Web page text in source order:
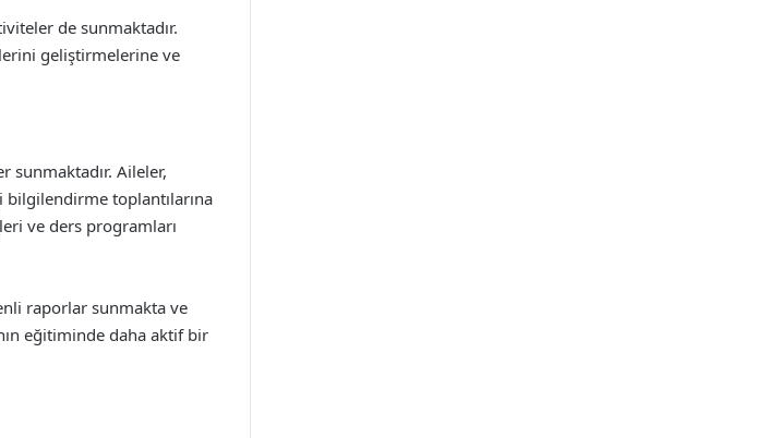
de sunmaktadır.
geliştirmelerine ve
sunmaktadır. Aileler,
toplantılarına
ve ders programları
raporlar sunmakta ve
eğitiminde daha aktif bir